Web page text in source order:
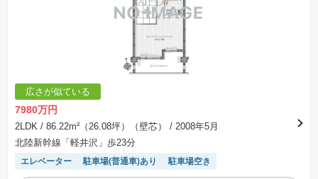
広さが似ている
7980万円
2LDK / 86.22m²（26.08坪）（壁芯）
/ 2008年5月
北陸新幹線「軽井沢」歩23分
エレベーター 駐車場(普通車)あり 駐車場空き